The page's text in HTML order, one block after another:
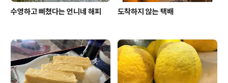
수영하고 삐쳤다는 언니네 해피 도착하지 않는 택배